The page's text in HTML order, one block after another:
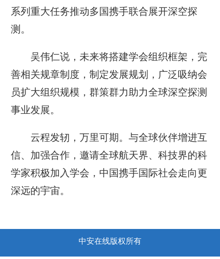
系列重大任务推动多国携手联合展开深空探
测。
吴伟仁说，未来将搭建学会组织框架，完
善相关规章制度，制定发展规划，广泛吸纳会
员扩大组织规模，群策群力助力全球深空探测
事业发展。
云程发轫，万里可期。与全球伙伴增进互
信、加强合作，邀请全球航天界、科技界的科
学家积极加入学会，中国携手国际社会走向更
深远的宇宙。
中安在线版权所有